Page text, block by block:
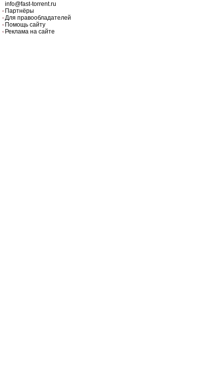
info@fast-torrent.ru
Партнёры
Для правообладателей
Помощь сайту
Реклама на сайте